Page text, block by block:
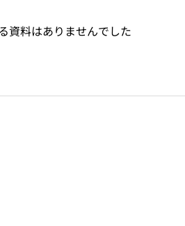
資料はありませんでした